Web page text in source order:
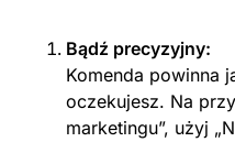
Bądź precyzyjny:
Komenda powinna
oczekujesz. Na
marketingu”, użyj